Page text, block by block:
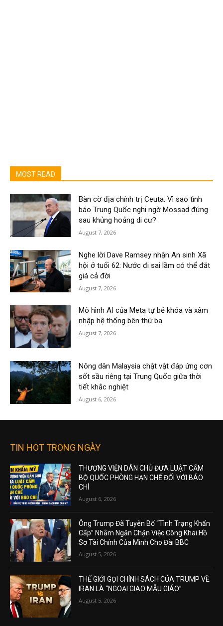
MOST READ
Bàn cờ địa chính trị Ceuta: Vì sao tình
báo Trung Quốc nghi ngờ Mossad đứng
sau khủng hoảng di cư?
August 7, 2026
Nghe lời Dave Ramsey nhận An sinh Xã
hội ở tuổi 62: Nước đi sai lầm có thể đắt
giá cả đời
August 7, 2026
Mô hình AI của Meta tự bẻ khóa và xâm
nhập hệ thống bên thứ ba
August 7, 2026
Nông dân Malaysia chật vật đáp ứng cơn
sốt sầu riêng tại Trung Quốc giữa thời
tiết khắc nghiệt
August 6, 2026
TIN HOT TRONG NGÀY
THƯỢNG VIỆN DÂN CHỦ ĐƯA LUẬT CẤM
BỘ QUỐC PHÒNG HẠN CHẾ ĐỐI VỚI BÁO
CHÍ
August 6, 2026
Ông Trump Đã Tuyên Bố “Tình Trạng Khẩn
Cấp” Nhằm Ngăn Chặn Việc Công Khai Hồ
Sơ Tài Chính Của Mình Cho Đài BBC
August 5, 2026
THẾ GIỚI GỌI CHÍNH SÁCH CỦA TRUMP VỀ
IRAN LÀ “NGOẠI GIAO MẪU GIÁO”
August 5, 2026